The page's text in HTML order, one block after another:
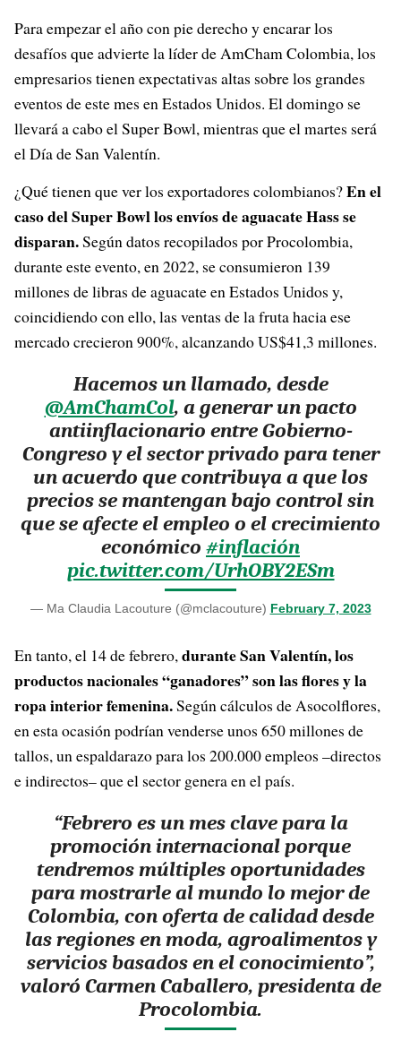
Para empezar el año con pie derecho y encarar los
desafíos que advierte la líder de AmCham Colombia, los
empresarios tienen expectativas altas sobre los grandes
eventos de este mes en Estados Unidos. El domingo se
llevará a cabo el Super Bowl, mientras que el martes será
el Día de San Valentín.
¿Qué tienen que ver los exportadores colombianos?En el
caso del Super Bowl los envíos de aguacate Hass se
disparan.Según datos recopilados por Procolombia,
durante este evento, en 2022, se consumieron 139
millones de libras de aguacate en Estados Unidos y,
coincidiendo con ello, las ventas de la fruta hacia ese
mercado crecieron 900%, alcanzando US$41,3 millones.
Hacemos un llamado, desde
@AmChamCol, a generar un pacto
antiinflacionario entre Gobierno-
Congreso y el sector privado para tener
un acuerdo que contribuya a que los
precios se mantengan bajo control sin
que se afecte el empleo o el crecimiento
económico #inflación
pic.twitter.com/UrhOBY2ESm
— Ma Claudia Lacouture (@mclacouture) February 7, 2023
En tanto, el 14 de febrero,durante San Valentín, los
productos nacionales “ganadores” son las flores y la
ropa interior femenina.Según cálculos de Asocolflores,
en esta ocasión podrían venderse unos 650 millones de
tallos, un espaldarazo para los 200.000 empleos –directos
e indirectos– que el sector genera en el país.
“Febrero es un mes clave para la
promoción internacional porque
tendremos múltiples oportunidades
para mostrarle al mundo lo mejor de
Colombia, con oferta de calidad desde
las regiones en moda, agroalimentos y
servicios basados en el conocimiento”,
valoró Carmen Caballero, presidenta de
Procolombia.